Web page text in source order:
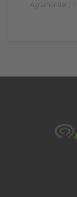
Agrarhandel |